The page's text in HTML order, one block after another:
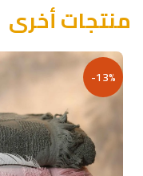
منتجات أخرى
-13%